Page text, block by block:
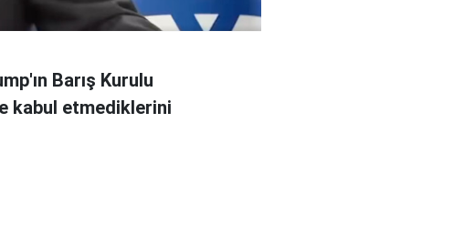
Barış Kurulu
kabul etmediklerini